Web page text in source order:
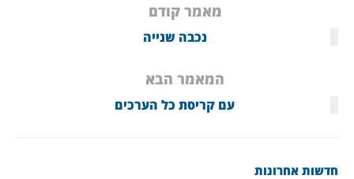
מאמר קודם
נכבה שנייה
המאמר הבא
עם קריסת כל הערכים
חדשות אחרונות